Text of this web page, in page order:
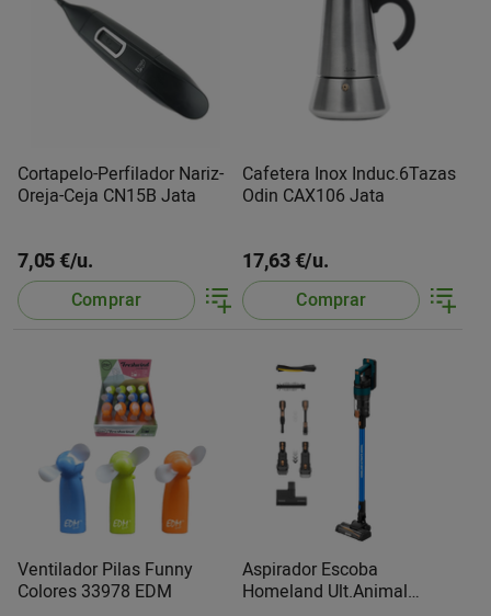
Cortapelo-Perfilador Nariz-
Oreja-Ceja CN15B Jata
7,05 €/u.
Comprar
Cafetera Inox Induc.6Tazas
Odin CAX106 Jata
17,63 €/u.
Comprar
Ventilador Pilas Funny
Colores 33978 EDM
Aspirador Escoba
Homeland Ult.Animal